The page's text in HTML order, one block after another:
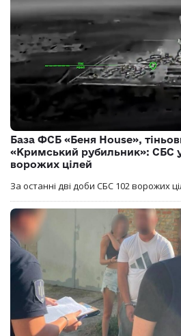
База ФСБ «Беня House»,
«Кримський рубильник»: СБС
ворожих цілей
За останні дві доби СБС 102 ворожих